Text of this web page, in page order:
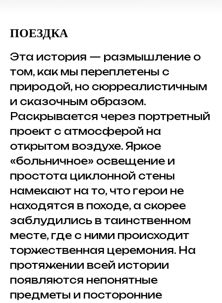
ПОЕЗДКА
Эта история — размышление о
том, как мы переплетены с
природой, но сюрреалистичным
и сказочным образом.
Раскрывается через портретный
проект с атмосферой на
открытом воздухе. Яркое
«больничное» освещение и
простота циклонной стены
намекают на то, что герои не
находятся в походе, а скорее
заблудились в таинственном
месте, где с ними происходит
торжественная церемония. На
протяжении всей истории
появляются непонятные
предметы и посторонние